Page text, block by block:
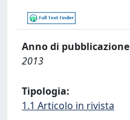
Anno di pubblicazione
2013
Tipologia:
1.1 Articolo in rivista